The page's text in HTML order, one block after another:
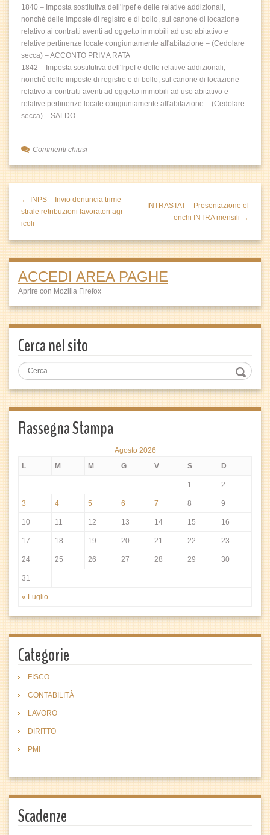
1840 – Imposta sostitutiva dell'Irpef e delle relative addizionali,
nonché delle imposte di registro e di bollo, sul canone di locazione
relativo ai contratti aventi ad oggetto immobili ad uso abitativo e
relative pertinenze locate congiuntamente all'abitazione – (Cedolare
secca) – ACCONTO PRIMA RATA
1842 – Imposta sostitutiva dell'Irpef e delle relative addizionali,
nonché delle imposte di registro e di bollo, sul canone di locazione
relativo ai contratti aventi ad oggetto immobili ad uso abitativo e
relative pertinenze locate congiuntamente all'abitazione – (Cedolare
secca) – SALDO
Commenti chiusi
← INPS – Invio denuncia trime
strale retribuzioni lavoratori agr
icoli
INTRASTAT – Presentazione el
enchi INTRA mensili →
ACCEDI AREA PAGHE
Aprire con Mozilla Firefox
Cerca nel sito
Rassegna Stampa
Agosto 2026
L
M M G V S D
« Luglio
1 2
3 4 5 6 7 8 9
10 11 12 13 14 15 16
17 18 19 20 21 22 23
24 25 26 27 28 29 30
31
Categorie
FISCO
CONTABILITÀ
LAVORO
DIRITTO
PMI
Scadenze